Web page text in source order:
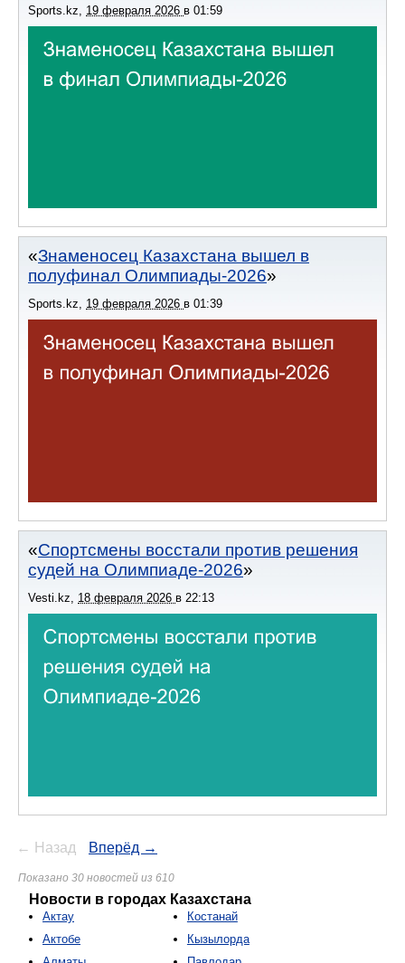
Sports.kz 19 февраля 2026 в 01:59
Знаменосец Казахстана вышел в
полуфинал Олимпиады-2026
Sports.kz, 19 февраля 2026 в 01:39
Спортсмены восстали против решения
судей на Олимпиаде-2026
Vesti.kz, 18 февраля 2026 в 22:13
← Назад Вперёд →
Показано 30 новостей из 610
Новости в городах Казахстана
Актау
Актобе
Костанай
Кызылорда